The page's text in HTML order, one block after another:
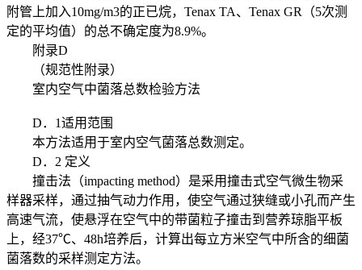
附管上加入10mg/m3的正已烷，Tenax TA、Tenax GR（5次测
定的平均值）的总不确定度为8.9%。
附录D
（规范性附录）
室内空气中菌落总数检验方法
D．1适用范围
本方法适用于室内空气菌落总数测定。
D．2 定义
撞击法（impacting method）是采用撞击式空气微生物采
样器采样，通过抽气动力作用，使空气通过狭缝或小孔而产生
高速气流，使悬浮在空气中的带菌粒子撞击到营养琼脂平板
上，经37℃、48h培养后，计算出每立方米空气中所含的细菌
菌落数的采样测定方法。